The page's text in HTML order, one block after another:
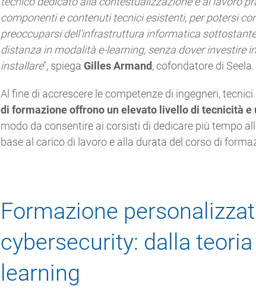
componenti e contenuti tecnici esistenti, per potersi
preoccuparsi dell'infrastruttura informatica
distanza in modalità e-learning, senza dover investire
installare", spiega Gilles Armand, cofondatore di Seela.
Al fine di accrescere le competenze di ingegneri,
di formazione offrono un elevato livello di tecnicità
modo da consentire ai corsisti di dedicare più tempo
base al carico di lavoro e alla durata del corso di
Formazione
cybersecurity: dalla
learning